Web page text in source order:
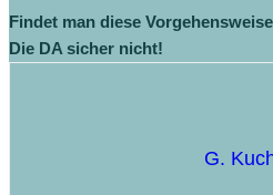
Findet man diese
Die DA sicher nicht!
G.